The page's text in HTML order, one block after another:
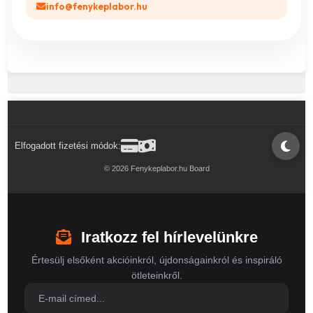
info@fenykeplabor.hu
Elfogadott fizetési módok:
© 2026 Fenykeplabor.hu Board
Iratkozz fel hírlevelünkre
Értesülj elsőként akcióinkról, újdonságainkról és inspiráló
ötleteinkről.